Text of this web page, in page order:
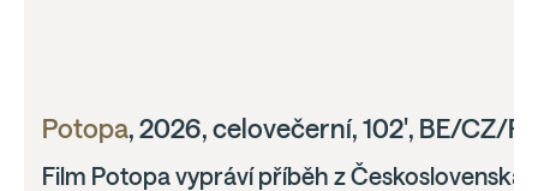
Potopa, 2026, celovečerní, 102', BE/CZ/
Film Potopa vypráví příběh z